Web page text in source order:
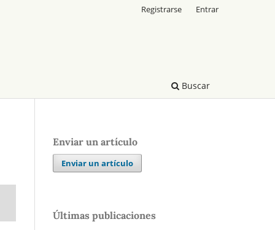
Buscar
Registrarse Entrar
Enviar un artículo
Enviar un artículo
Últimas publicaciones